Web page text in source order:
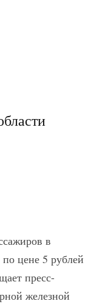
в
по цене 5 рублей
пресс-
железной